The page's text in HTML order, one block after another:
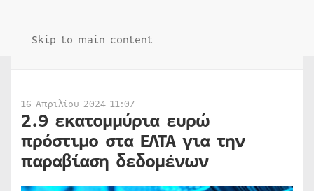
Skip to main content
16 Απριλίου 2024 11:07
2.9 εκατομμύρια ευρώ
πρόστιμο στα ΕΛΤΑ για την
παραβίαση δεδομένων